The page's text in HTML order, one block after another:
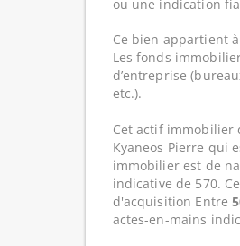
ou une indication
Ce bien appartient
Les fonds
d’entreprise
etc.).
Cet actif immobilier
Kyaneos Pierre qui
immobilier est de
indicative de 570.
d'acquisition Entre
actes-en-mains